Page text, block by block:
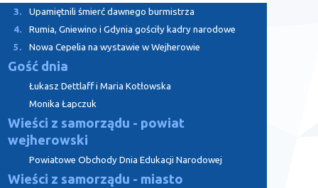
3.
Upamiętnili śmierć dawnego burmistrza
4.
Rumia, Gniewino i Gdynia gościły kadry narodowe
5.
Nowa Cepelia na wystawie w Wejherowie
Gość dnia
Łukasz Dettlaff i Maria Kotłowska
Monika Łapczuk
Wieści z samorządu - powiat
wejherowski
Powiatowe Obchody Dnia Edukacji Narodowej
Wieści z samorządu - miasto